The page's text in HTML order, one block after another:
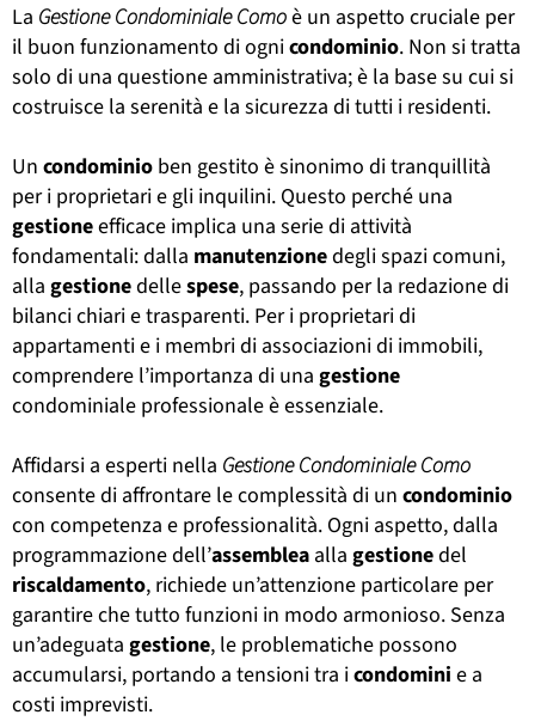
La Gestione Condominiale Comoè un aspetto cruciale per
il buon funzionamento di ognicondominio. Non si tratta
solo di una questione amministrativa; è la base su cui si
costruisce la serenità e la sicurezza di tutti i residenti.
Un condominio ben gestito è sinonimo di tranquillità
per i proprietari e gli inquilini. Questo perché una
gestioneefficace implica una serie di attività
fondamentali: dalla manutenzionedegli spazi comuni,
alla gestionedellespese, passando per la redazione di
bilanci chiari e trasparenti. Per i proprietari di
appartamenti e i membri di associazioni di immobili,
comprendere l’importanza di una gestione
condominiale professionale è essenziale.
Affidarsi a esperti nella Gestione Condominiale Como
consente di affrontare le complessità di un condominio
con competenza e professionalità. Ogni aspetto, dalla
programmazione dell’assemblea alla gestionedel
riscaldamento, richiede un’attenzione particolare per
garantire che tutto funzioni in modo armonioso. Senza
un’adeguata gestione, le problematiche possono
accumularsi, portando a tensioni tra icondomini e a
costi imprevisti.